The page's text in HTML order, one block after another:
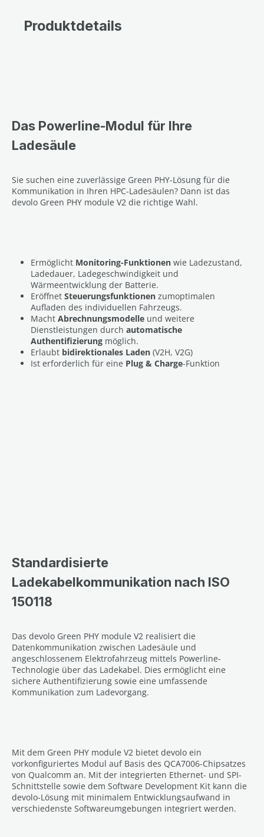
Produktdetails
Das Powerline-Modul für Ihre
Ladesäule
Sie suchen eine zuverlässige Green PHY-Lösung für die
Kommunikation in Ihren HPC-Ladesäulen? Dann ist das
devolo Green PHY module V2 die richtige Wahl.
Ermöglicht Monitoring-Funktionen wie Ladezustand,
Ladedauer, Ladegeschwindigkeit und
Wärmeentwicklung der Batterie.
Eröffnet Steuerungsfunktionen zumoptimalen
Aufladen des individuellen Fahrzeugs.
Macht Abrechnungsmodelle und weitere
Dienstleistungen durch automatische
Authentifizierung möglich.
Erlaubt bidirektionales Laden (V2H, V2G)
Ist erforderlich für eine Plug & Charge-Funktion
Standardisierte
Ladekabelkommunikation nach ISO
150118
Das devolo Green PHY module V2 realisiert die
Datenkommunikation zwischen Ladesäule und
angeschlossenem Elektrofahrzeug mittels Powerline-
Technologie über das Ladekabel. Dies ermöglicht eine
sichere Authentifizierung sowie eine umfassende
Kommunikation zum Ladevorgang.
Mit dem Green PHY module V2 bietet devolo ein
vorkonfiguriertes Modul auf Basis des QCA7006-Chipsatzes
von Qualcomm an. Mit der integrierten Ethernet- und SPI-
Schnittstelle sowie dem Software Development Kit kann die
devolo-Lösung mit minimalem Entwicklungsaufwand in
verschiedenste Softwareumgebungen integriert werden.